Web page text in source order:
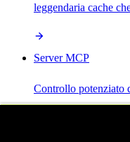
leggendaria cache
Server MCP
Controllo potenziato